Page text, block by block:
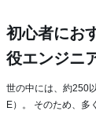
初心者にお
役エンジニ
世の中には、約250
E）。 そのため、多